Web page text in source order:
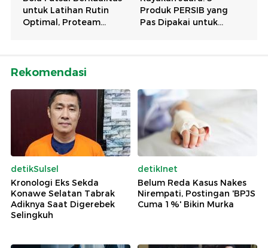
Rekomendasi
detikSulsel
Kronologi Eks Sekda
Konawe Selatan Tabrak
Adiknya Saat Digerebek
Selingkuh
detikInet
Belum Reda Kasus Nakes
Nirempati, Postingan 'BPJS
Cuma 1%' Bikin Murka